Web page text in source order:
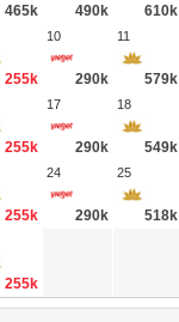
465k 490k 610k
255k
10
290k
11
579k
255k
17
290k
18
549k
255k
24
290k
25
518k
255k